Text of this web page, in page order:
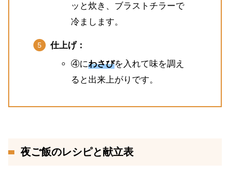
ッと炊き、ブラストチラーで
冷まします。
仕上げ：
④にわさびを入れて味を調え
ると出来上がりです。
夜ご飯のレシピと献立表